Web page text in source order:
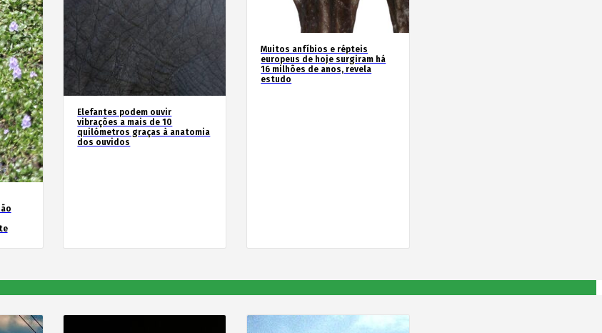
Elefantes podem ouvir
vibrações a mais de 10
quilómetros graças à anatomia
dos ouvidos
Muitos anfíbios e répteis
europeus de hoje surgiram há
16 milhões de anos, revela
estudo